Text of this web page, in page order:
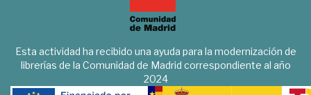
Esta actividad ha recibido una ayuda para la modernización de
librerías de la Comunidad de Madrid correspondiente al año
2024